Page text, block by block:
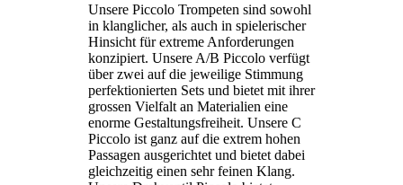
Unsere Piccolo Trompeten sind sowohl
in klanglicher, als auch in spielerischer
Hinsicht für extreme Anforderungen
konzipiert. Unsere A/B Piccolo verfügt
über zwei auf die jeweilige Stimmung
perfektionierten Sets und bietet mit ihrer
grossen Vielfalt an Materialien eine
enorme Gestaltungsfreiheit. Unsere C
Piccolo ist ganz auf die extrem hohen
Passagen ausgerichtet und bietet dabei
gleichzeitig einen sehr feinen Klang.